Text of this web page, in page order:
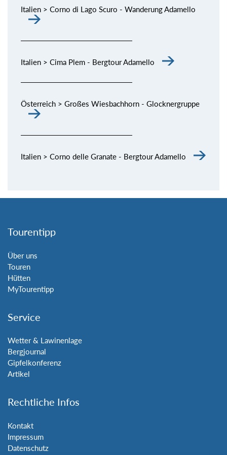
Italien > Corno di Lago Scuro - Wanderung Adamello
Italien > Cima Plem - Bergtour Adamello
Österreich > Großes Wiesbachhorn - Glocknergruppe
Italien > Corno delle Granate - Bergtour Adamello
Tourentipp
Über uns
Touren
Hütten
MyTourentipp
Service
Wetter & Lawinenlage
Bergjournal
Gipfelkonferenz
Artikel
Rechtliche Infos
Kontakt
Impressum
Datenschutz